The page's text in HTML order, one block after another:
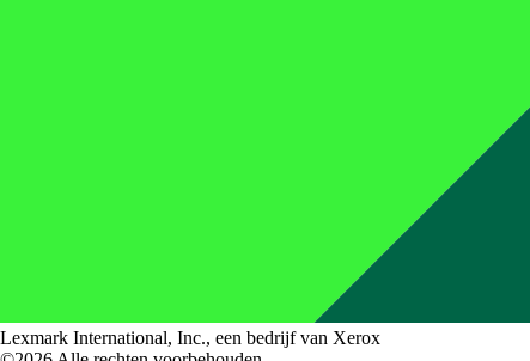
Lexmark International, Inc., een bedrijf van Xerox